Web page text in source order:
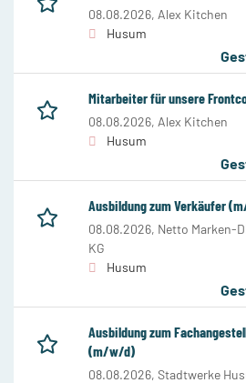
08.08.2026, Alex Kitchen
Husum
Mitarbeiter für unsere
08.08.2026, Alex Kitchen
Husum
Ausbildung zum Verkäufer
08.08.2026, Netto Marken-
KG
Husum
Ausbildung zum
(m/w/d)
08.08.2026, Stadtwerke